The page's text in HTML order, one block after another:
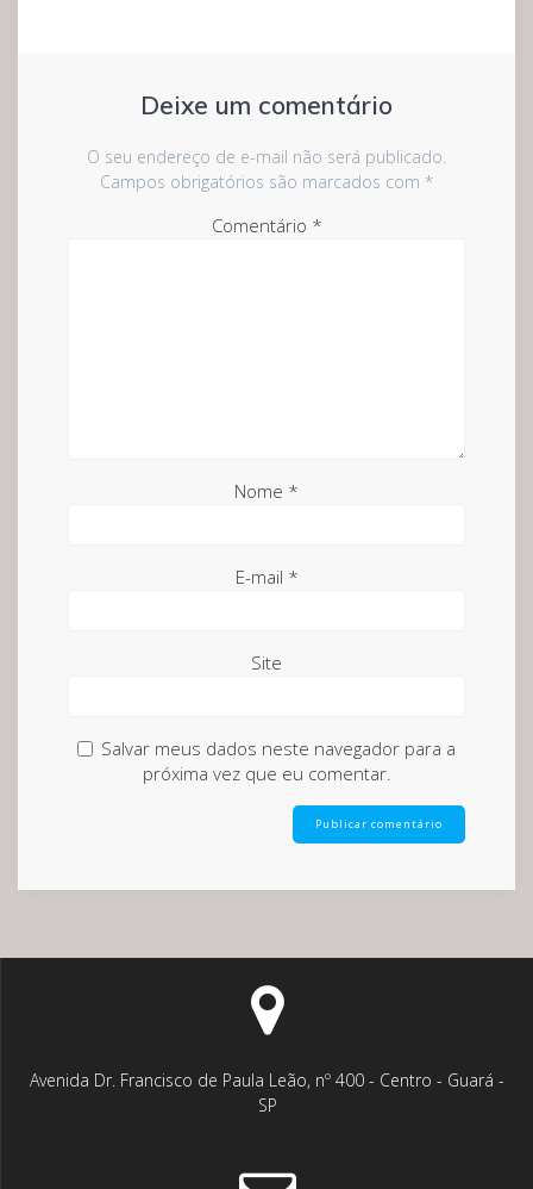
Deixe um comentário
O seu endereço de e-mail não será publicado.
Campos obrigatórios são marcados com *
Comentário *
Nome *
E-mail *
Site
Salvar meus dados neste navegador para a
próxima vez que eu comentar.
Avenida Dr. Francisco de Paula Leão, nº 400 - Centro - Guará -
SP